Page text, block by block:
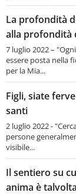
La profondità
alla profondità
7 luglio 2022 –
essere posta nella
per la Mia...
Figli, siate
santi
2 luglio 2022 -
persone
visibile...
Il sentiero su
anima è